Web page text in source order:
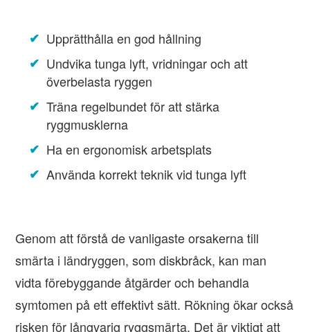
Upprätthålla en god hållning
Undvika tunga lyft, vridningar och att
överbelasta ryggen
Träna regelbundet för att stärka
ryggmusklerna
Ha en ergonomisk arbetsplats
Använda korrekt teknik vid tunga lyft
Genom att förstå de vanligaste orsakerna till
smärta i ländryggen, som diskbråck, kan man
vidta förebyggande åtgärder och behandla
symtomen på ett effektivt sätt. Rökning ökar också
risken för långvarig ryggsmärta. Det är viktigt att